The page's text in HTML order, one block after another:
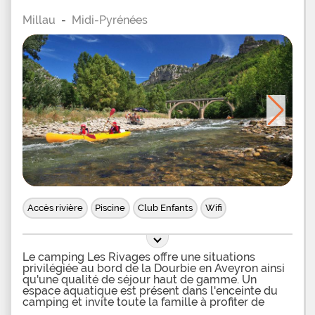
toboggan aquatique et de jeux d'eau. Les petits
pourront se mouiller sans crainte dans la
pataugeoire. Pour vous divertir en famille, le
camping met à votre disposition un terrain
multisport, des aires de jeux pour les enfants, un
terrain de tennis, de pétanque et des tables de
ping-pong, un mini golf et une salle de jeu. De plus
vos enfants pourront participer aux activités du
club Mini et le soir vous vous retrouverez tous
autour des animations ou spectacles offerts par le
Millau - Midi-Pyrénées
Accès rivière Piscine Club Enfants Wifi
Le camping Les Rivages offre une situations
privilégiée au bord de la Dourbie en Aveyron ainsi
qu'une qualité de séjour haut de gamme. Un
espace aquatique est présent dans l'enceinte du
camping et invite toute la famille à profiter de